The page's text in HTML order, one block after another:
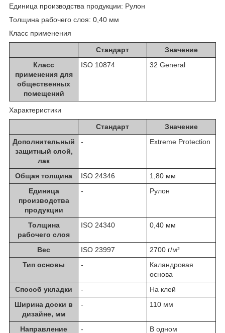
Единица производства продукции: Рулон
Толщина рабочего слоя: 0,40 мм
Класс применения
Стандарт
Значение
Класс
применения для
общественных
помещений
ISO 10874 32 General
Характеристики
Стандарт
Значение
Дополнительный
защитный слой,
лак
- Extreme Protection
Общая толщина ISO 24346
1,80 мм
Единица
производства
продукции
- Рулон
Толщина
рабочего слоя
ISO 24340 0,40 мм
Вес ISO 23997
2700 г/м²
Тип основы
-
Каландровая
основа
Способ укладки
-
На клей
Ширина доски в
дизайне, мм
- 110 мм
Направление
-
В одном